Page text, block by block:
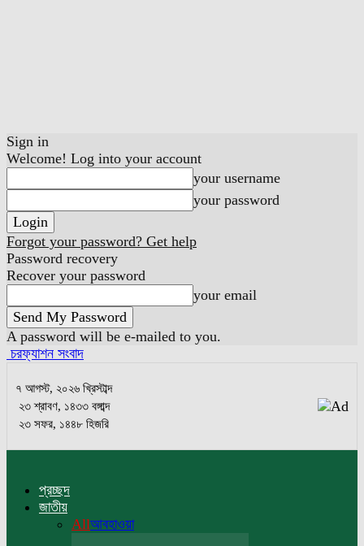
Sign in
Welcome! Log into your account
your username
your password
Forgot your password? Get help
Password recovery
Recover your password
your email
A password will be e-mailed to you.
চরফ্যাশন সংবাদ
৭ আগস্ট, ২০২৬ খ্রিস্টাব্দ
২৩ শ্রাবণ, ১৪৩৩ বঙ্গাব্দ
২৩ সফর, ১৪৪৮ হিজরি
প্রচ্ছদ
জাতীয়
Allআবহাওয়া